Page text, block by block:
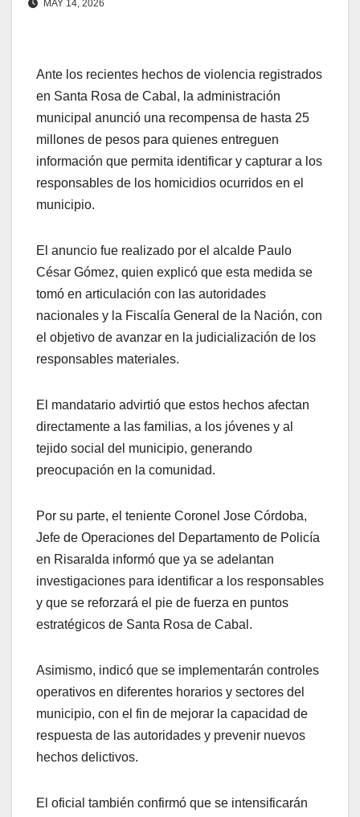
MAY 14, 2026
Ante los recientes hechos de violencia registrados
en Santa Rosa de Cabal, la administración
municipal anunció una recompensa de hasta 25
millones de pesos para quienes entreguen
información que permita identificar y capturar a los
responsables de los homicidios ocurridos en el
municipio.
El anuncio fue realizado por el alcalde Paulo
César Gómez, quien explicó que esta medida se
tomó en articulación con las autoridades
nacionales y la Fiscalía General de la Nación, con
el objetivo de avanzar en la judicialización de los
responsables materiales.
El mandatario advirtió que estos hechos afectan
directamente a las familias, a los jóvenes y al
tejido social del municipio, generando
preocupación en la comunidad.
Por su parte, el teniente Coronel Jose Córdoba,
Jefe de Operaciones del Departamento de Policía
en Risaralda informó que ya se adelantan
investigaciones para identificar a los responsables
y que se reforzará el pie de fuerza en puntos
estratégicos de Santa Rosa de Cabal.
Asimismo, indicó que se implementarán controles
operativos en diferentes horarios y sectores del
municipio, con el fin de mejorar la capacidad de
respuesta de las autoridades y prevenir nuevos
hechos delictivos.
El oficial también confirmó que se intensificarán